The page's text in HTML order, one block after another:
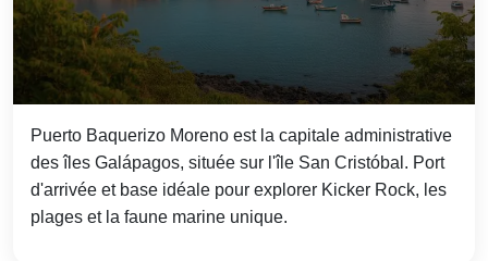
Puerto Baquerizo Moreno est la capitale administrative
des îles Galápagos, située sur l'île San Cristóbal. Port
d'arrivée et base idéale pour explorer Kicker Rock, les
plages et la faune marine unique.